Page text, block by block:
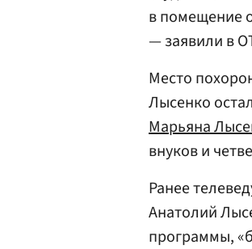
в помещение
— заявили в
Место
Лысенко
Марьяна
внуков и
Ранее
Анатолий
программы,